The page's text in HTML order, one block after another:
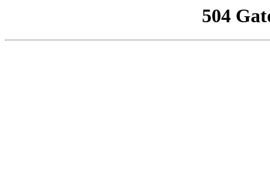
504